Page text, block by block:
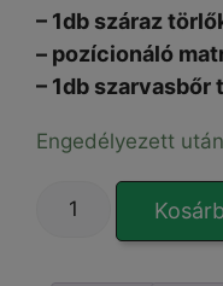
– 1db száraz
– pozícionáló
– 1db szarvasbőr
Engedélyezett
HARD